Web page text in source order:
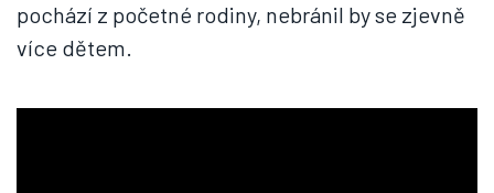
pochází z početné rodiny, nebránil by se zjevně
více dětem.